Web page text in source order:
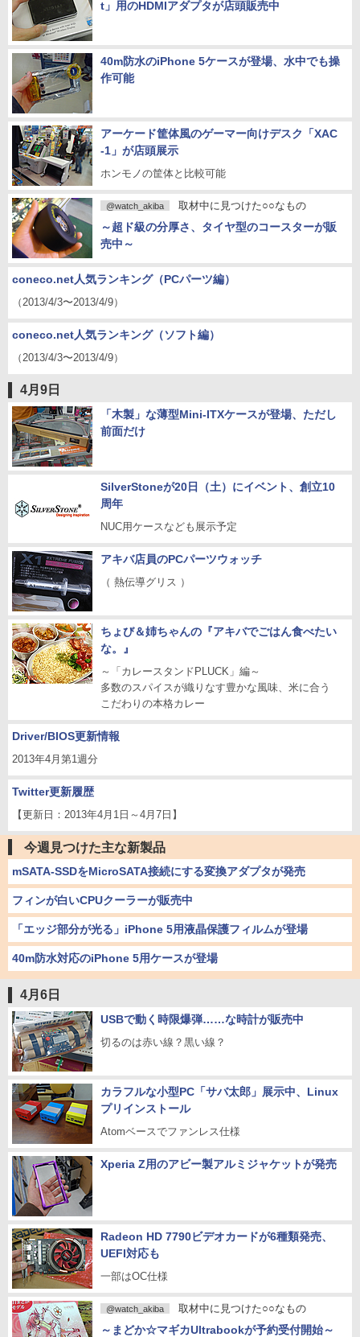
t」用のHDMIアダプタが店頭販売中
40m防水のiPhone 5ケースが登場、水中でも操
作可能
アーケード筐体風のゲーマー向けデスク「XAC
-1」が店頭展示
ホンモノの筐体と比較可能
@watch_akiba 取材中に見つけた○○なもの
～超ド級の分厚さ、タイヤ型のコースターが販
売中～
coneco.net人気ランキング（PCパーツ編）
（2013/4/3〜2013/4/9）
coneco.net人気ランキング（ソフト編）
（2013/4/3〜2013/4/9）
4月9日
「木製」な薄型Mini-ITXケースが登場、ただし
前面だけ
SilverStoneが20日（土）にイベント、創立10
周年
NUC用ケースなども展示予定
アキバ店員のPCパーツウォッチ
（ 熱伝導グリス ）
ちょび＆姉ちゃんの『アキバでごはん食べたい
な。』
～「カレースタンドPLUCK」編～
多数のスパイスが織りなす豊かな風味、米に合う
こだわりの本格カレー
Driver/BIOS更新情報
2013年4月第1週分
Twitter更新履歴
【更新日：2013年4月1日～4月7日】
今週見つけた主な新製品
mSATA-SSDをMicroSATA接続にする変換アダプタが発売
フィンが白いCPUクーラーが販売中
「エッジ部分が光る」iPhone 5用液晶保護フィルムが登場
40m防水対応のiPhone 5用ケースが登場
4月6日
USBで動く時限爆弾……な時計が販売中
切るのは赤い線？黒い線？
カラフルな小型PC「サバ太郎」展示中、Linux
プリインストール
Atomベースでファンレス仕様
Xperia Z用のアビー製アルミジャケットが発売
Radeon HD 7790ビデオカードが6種類発売、
UEFI対応も
一部はOC仕様
@watch_akiba 取材中に見つけた○○なもの
～まどか☆マギカUltrabookが予約受付開始～